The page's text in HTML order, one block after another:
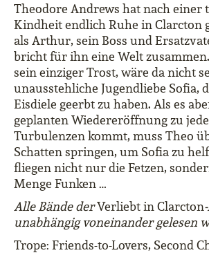
Theodore Andrews hat nach
Kindheit endlich Ruhe in Clarcton
als Arthur, sein Boss und
bricht für ihn eine Welt
sein einziger Trost, wäre da nicht
unausstehliche Jugendliebe Sofia,
Eisdiele geerbt zu haben. Als es
geplanten Wiedereröffnung zu
Turbulenzen kommt, muss Theo
Schatten springen, um Sofia zu
fliegen nicht nur die Fetzen,
Menge Funken …
Alle Bände derVerliebt in Clarcton
unabhängig voneinander gelesen
Trope: Friends-to-Lovers, Second